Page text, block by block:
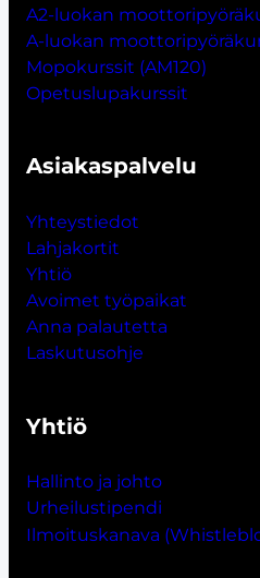
A2-luokan
A-luokan
Mopokurssit (AM120)
Opetuslupakurssit
Asiakaspalvelu
Yhteystiedot
Lahjakortit
Yhtiö
Avoimet työpaikat
Anna palautetta
Laskutusohje
Yhtiö
Hallinto ja johto
Urheilustipendi
Ilmoituskanava